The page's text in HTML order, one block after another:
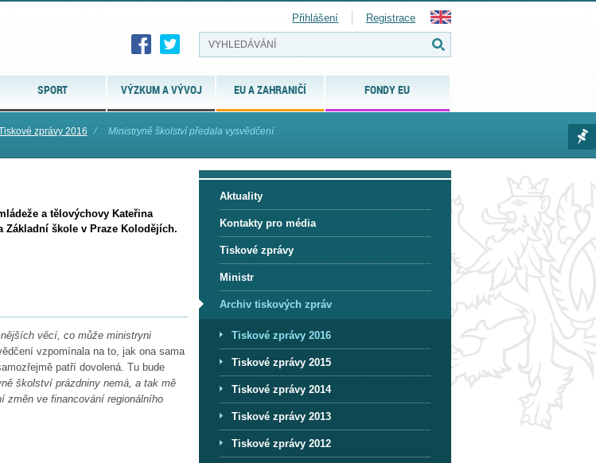
SPORT VÝZKUM A VÝVOJ EU A ZAHRANIČÍ FONDY EU
Přihlášení Registrace
zprávy 2016 ⁄ Ministryně školství předala vysvědčení
a tělovýchovy Kateřina
Základní škole v Praze Kolodějích.
věcí, co může ministryni
vzpomínala na to, jak ona sama
patří dovolená. Tu bude
školství prázdniny nemá, a tak mě
změn ve financování regionálního
Aktuality
Kontakty pro média
Tiskové zprávy
Ministr
Archiv tiskových zpráv
Tiskové zprávy 2016
Tiskové zprávy 2015
Tiskové zprávy 2014
Tiskové zprávy 2013
Tiskové zprávy 2012